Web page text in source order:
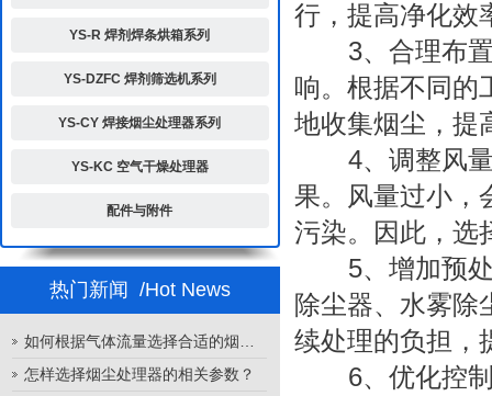
YS-R 焊剂焊条烘箱系列
YS-DZFC 焊剂筛选机系列
YS-CY 焊接烟尘处理器系列
YS-KC 空气干燥处理器
配件与附件
热门新闻 /Hot News
怎样选择烟尘处理器的相关参数？
行，提高净化效
3、合理布置
响。根据不同的
地收集烟尘，提
4、调整风量
果。风量过小，
污染。因此，选
5、增加预处
除尘器、水雾除
续处理的负担，
6、优化控制